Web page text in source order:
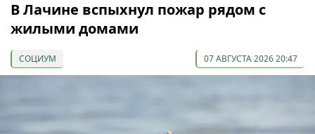
В Лачине вспыхнул пожар рядом с
жилыми домами
СОЦИУМ 07 АВГУСТА 2026 20:47